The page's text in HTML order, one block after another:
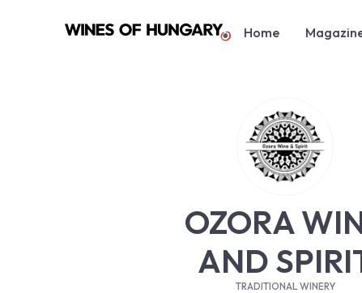
Home
OZORA
AND
TRADITIONAL WINERY